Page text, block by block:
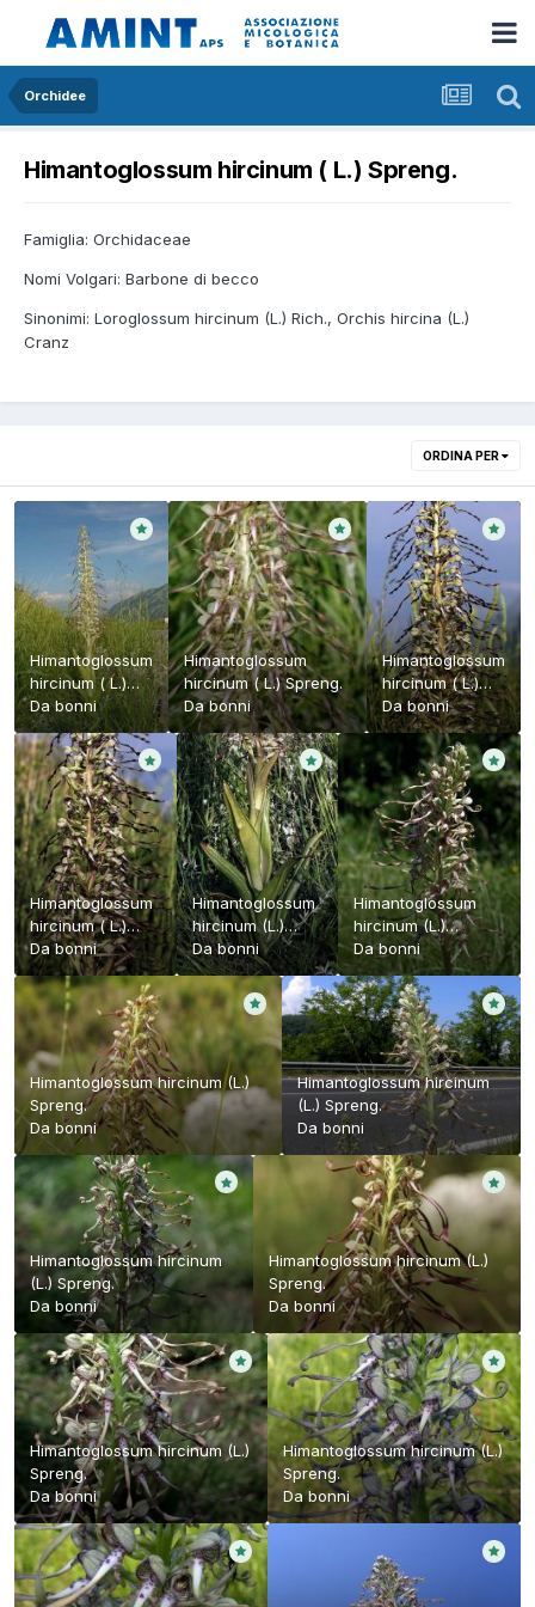
Orchidee
Himantoglossum hircinum ( L.) Spreng.
Famiglia: Orchidaceae
Nomi Volgari: Barbone di becco
Sinonimi: Loroglossum hircinum (L.) Rich., Orchis hircina (L.)
Cranz
ORDINA PER
Himantoglossum
hircinum ( L.)
Spreng.
Dabonni
Himantoglossum
hircinum ( L.) Spreng.
Dabonni
Himantoglossum
hircinum ( L.)
Spreng.
Dabonni
Himantoglossum
hircinum ( L.)
Spreng.
Dabonni
Himantoglossum
hircinum (L.)
Spreng.
Dabonni
Himantoglossum
hircinum (L.)
Spreng.
Dabonni
Himantoglossum hircinum (L.)
Spreng.
Da bonni
Himantoglossum hircinum
(L.) Spreng.
Dabonni
Himantoglossum hircinum
(L.) Spreng.
Da bonni
Himantoglossum hircinum (L.)
Spreng.
Da bonni
Himantoglossum hircinum (L.)
Spreng.
Dabonni
Himantoglossum hircinum (L.)
Spreng.
Dabonni